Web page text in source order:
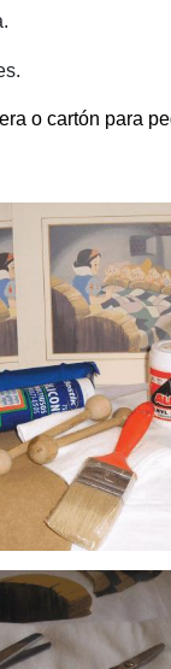
o cartón para